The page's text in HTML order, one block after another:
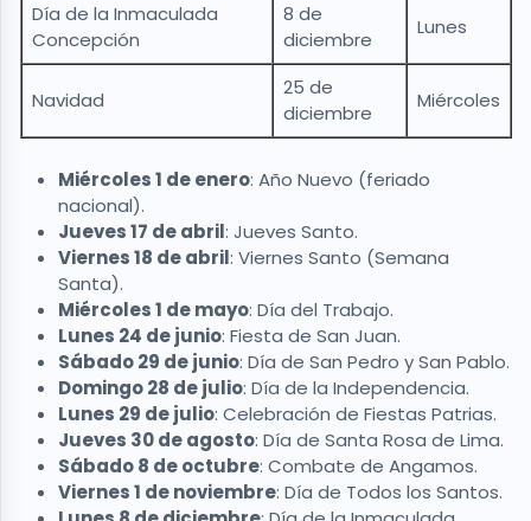
Día de la Inmaculada
Concepción
8 de
diciembre
Lunes
Navidad
25 de
diciembre
Miércoles
Miércoles 1 de enero: Año Nuevo (feriado
nacional).
Jueves 17 de abril: Jueves Santo.
Viernes 18 de abril: Viernes Santo (Semana
Santa).
Miércoles 1 de mayo: Día del Trabajo.
Lunes 24 de junio: Fiesta de San Juan.
Sábado 29 de junio: Día de San Pedro y San Pablo.
Domingo 28 de julio: Día de la Independencia.
Lunes 29 de julio: Celebración de Fiestas Patrias.
Jueves 30 de agosto: Día de Santa Rosa de Lima.
Sábado 8 de octubre: Combate de Angamos.
Viernes 1 de noviembre: Día de Todos los Santos.